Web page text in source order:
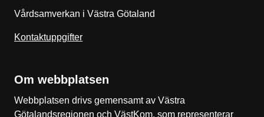
Vårdsamverkan i Västra Götaland
Kontaktuppgifter
Om webbplatsen
Webbplatsen drivs gemensamt av Västra
Götalandsregionen och VästKom, som representerar